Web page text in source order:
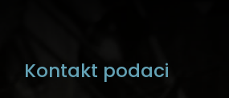
Kontakt podaci